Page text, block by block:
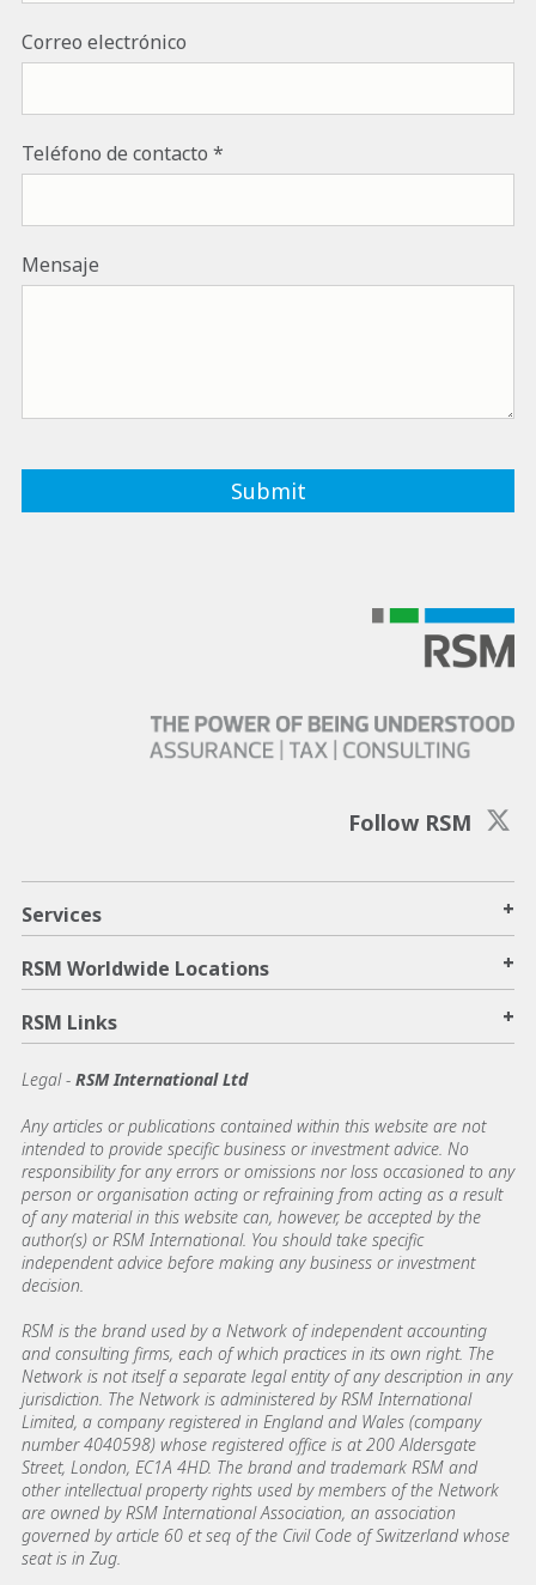
Correo electrónico
Teléfono de contacto
Mensaje
Follow RSM
Services +
RSM Worldwide Locations +
RSM Links +
Legal - RSM International Ltd
Any articles or publications contained within this website are not
intended to provide specific business or investment advice. No
responsibility for any errors or omissions nor loss occasioned to any
person or organisation acting or refraining from acting as a result
of any material in this website can, however, be accepted by the
author(s) or RSM International. You should take specific
independent advice before making any business or investment
decision.
RSM is the brand used by a Network of independent accounting
and consulting firms, each of which practices in its own right. The
Network is not itself a separate legal entity of any description in any
jurisdiction. The Network is administered by RSM International
Limited, a company registered in England and Wales (company
number 4040598) whose registered office is at 200 Aldersgate
Street, London, EC1A 4HD. The brand and trademark RSM and
other intellectual property rights used by members of the Network
are owned by RSM International Association, an association
governed by article 60 et seq of the Civil Code of Switzerland whose
seat is in Zug.